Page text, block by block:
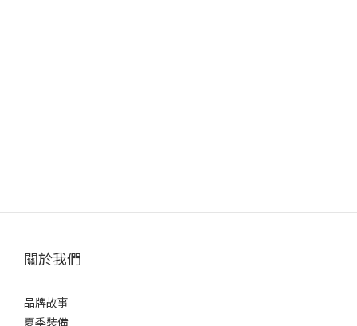
關於我們
品牌故事
夏季裝備